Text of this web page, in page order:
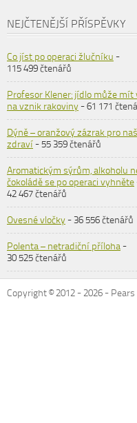
NEJČTENĚJŠÍ PŘÍSPĚVKY
Co jíst po operaci žlučníku -
115 499 čtenářů
Profesor Klener: jídlo může mít
na vznik rakoviny- 61 171
Dýně – oranžový zázrak pro
zdraví- 55 359 čtenářů
Aromatickým sýrům, alkoholu
čokoládě se po operaci vyhněte
42 467 čtenářů
Ovesné vločky- 36 556 čtenářů
Polenta – netradiční příloha-
30 525 čtenářů
Copyright © 2012 -2026 - Pears